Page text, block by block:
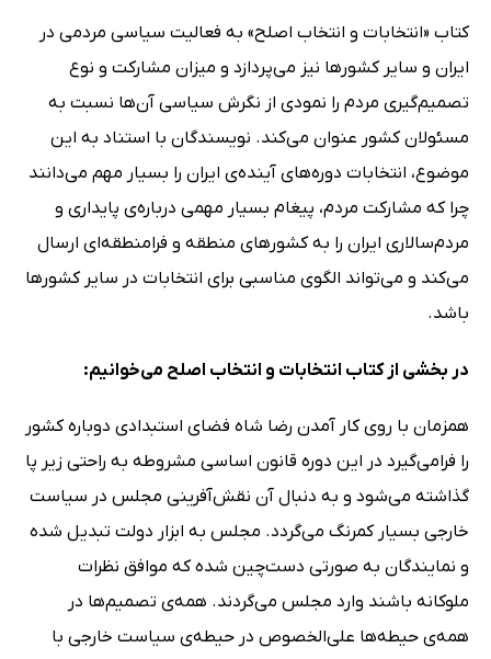
کتاب «انتخابات و انتخاب اصلح» به فعالیت سیاسی مردمی در
ایران و سایر کشورها نیز می‌پردازد و میزان مشارکت و نوع
تصمیم‌گیری مردم را نمودی از نگرش سیاسی آن‌ها نسبت به
مسئولان کشور عنوان می‌کند. نویسندگان با استناد به این
موضوع، انتخابات دوره‌های آینده‌ی ایران را بسیار مهم می‌دانند
چرا که مشارکت مردم، پیغام بسیار مهمی درباره‌ی پایداری و
مردم‌سالاری ایران را به کشورهای منطقه و فرامنطقه‌ای ارسال
می‌کند و می‌تواند الگوی مناسبی برای انتخابات در سایر کشورها
باشد.
در بخشی از کتاب انتخابات و انتخاب اصلح می‌خوانیم:
همزمان با روی کار آمدن رضا شاه فضای استبدادی دوباره کشور
را فرامی‌گیرد در این دوره قانون اساسی مشروطه به راحتی زیر پا
گذاشته می‌شود و به دنبال آن نقش‌آفرینی مجلس در سیاست
خارجی بسیار کمرنگ می‌گردد. مجلس به ابزار دولت تبدیل شده
و نمایندگان به صورتی دست‌چین شده که موافق نظرات
ملوکانه باشند وارد مجلس می‌گردند. همه‌ی تصمیم‌ها در
همه‌ی حیطه‌ها علی‌الخصوص در حیطه‌ی سیاست خارجی با